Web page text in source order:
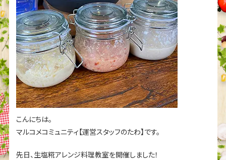
こんにちは。
マルコメコミュニティ【運営スタッフのたわ】です。
先日、生塩糀アレンジ料理教室を開催しました！